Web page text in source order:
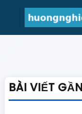
BÀI VIẾT